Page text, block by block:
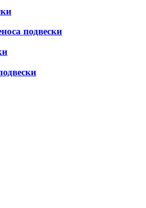
подвески